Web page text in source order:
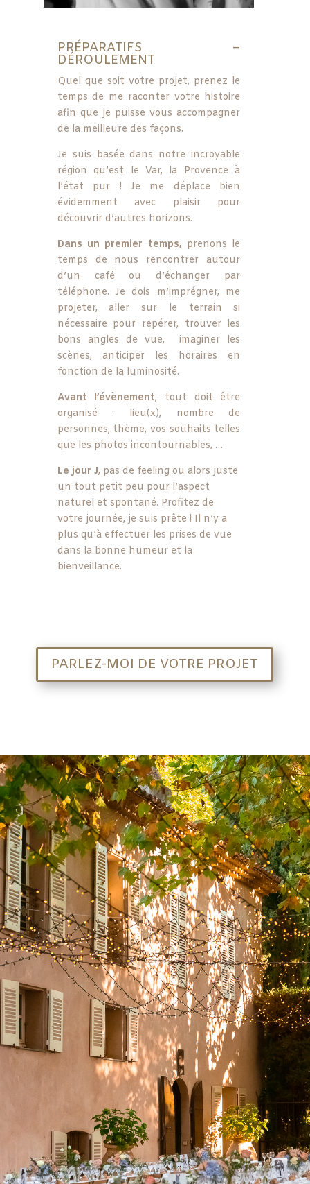
PRÉPARATIFS –
DÉROULEMENT
Quel que soit votre projet, prenez le
temps de me raconter votre histoire
afin que je puisse vous accompagner
de la meilleure des façons.
Je suis basée dans notre incroyable
région qu’est le Var, la Provence à
l’état pur ! Je me déplace bien
évidemment avec plaisir pour
découvrir d’autres horizons.
Dans un premier temps, prenons le
temps de nous rencontrer autour
d’un café ou d’échanger par
téléphone. Je dois m’imprégner, me
projeter, aller sur le terrain si
nécessaire pour repérer, trouver les
bons angles de vue, imaginer les
scènes, anticiper les horaires en
fonction de la luminosité.
Avant l’évènement, tout doit être
organisé : lieu(x), nombre de
personnes, thème, vos souhaits telles
que les photos incontournables, …
Le jour J, pas de feeling ou alors juste
un tout petit peu pour l’aspect
naturel et spontané. Profitez de
votre journée, je suis prête ! Il n’y a
plus qu’à effectuer les prises de vue
dans la bonne humeur et la
bienveillance.
PARLEZ-MOI DE VOTRE PROJET